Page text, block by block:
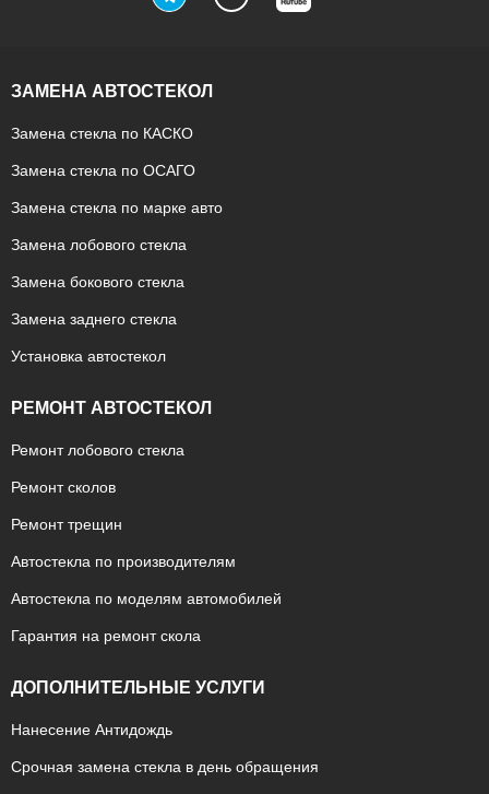
ЗАМЕНА АВТОСТЕКОЛ
Замена стекла по КАСКО
Замена стекла по ОСАГО
Замена стекла по марке авто
Замена лобового стекла
Замена бокового стекла
Замена заднего стекла
Установка автостекол
РЕМОНТ АВТОСТЕКОЛ
Ремонт лобового стекла
Ремонт сколов
Ремонт трещин
Автостекла по производителям
Автостекла по моделям автомобилей
Гарантия на ремонт скола
ДОПОЛНИТЕЛЬНЫЕ УСЛУГИ
Нанесение Антидождь
Срочная замена стекла в день обращения